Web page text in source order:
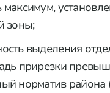
зоны;
выделения
прирезки
норматив района